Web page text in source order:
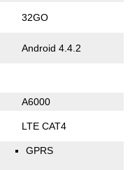
32GO
Android 4.4.2
A6000
LTE CAT4
GPRS